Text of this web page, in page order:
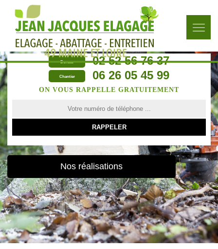
Bureau 02 52 56 76 37
Chantier 06 26 05 45 99
ON VOUS RAPPELLE GRATUITEMENT
Nos réalisations